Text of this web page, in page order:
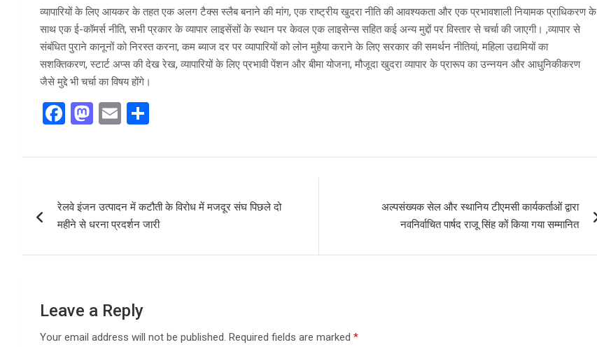
व्यापारियों के लिए आयकर के तहत एक अलग टैक्स स्लैब बनाने की मांग, एक राष्ट्रीय खुदरा नीति की आवश्यकता और एक प्रभावशाली नियामक प्राधिकरण के
साथ एक ई-कॉमर्स नीति, सभी प्रकार के व्यापार लाइसेंसों के स्थान पर केवल एक लाइसेन्स सहित कई अन्य मुद्दों पर विस्तार से चर्चा की जाएगी। ,व्यापार से
संबंधित पुराने कानूनों को निरस्त करना, कम ब्याज दर पर व्यापारियों को लोन मुहैया कराने के लिए सरकार की समर्थन नीतियां, महिला उद्यमियों का
सशक्तिकरण, स्टार्ट अप्स की देख रेख, व्यापारियों के लिए प्रभावी पेंशन और बीमा योजना, मौजूदा खुदरा व्यापार के प्रारूप का उन्नयन और आधुनिकीकरण
जैसे मुद्दे भी चर्चा का विषय होंगे।
F
ce
o
o
k
M
st
d
o
n
E
ail ar
navigation
रेलवे इंजन उत्पादन में कटौती के विरोध में मजदूर संघ पिछले दो
महीने से धरना प्रदर्शन जारी
अल्पसंख्यक सेल और स्थानिय टीएमसी कार्यकर्ताओं द्वारा
नवनिर्वाचित पार्षद राजू सिंह कों किया गया सम्मानित
Leave a Reply
Your email address will not be published. Required fields are marked *